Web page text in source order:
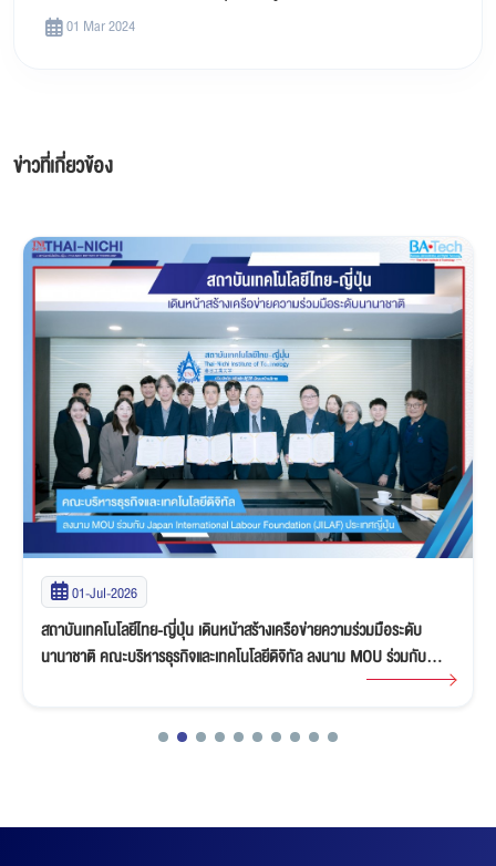
01 Mar 2024
ข่าวที่เกี่ยวข้อง
01-Jul-2026
สถาบันเทคโนโลยีไทย-ญี่ปุ่น เดินหน้าสร้างเครือข่ายความร่วมมือระดับ
นานาชาติ คณะบริหารธุรกิจและเทคโนโลยีดิจิทัล ลงนาม MOU ร่วมกับ
Japan International Labour Foundation (JILAF) ประเทศญี่ปุ่น